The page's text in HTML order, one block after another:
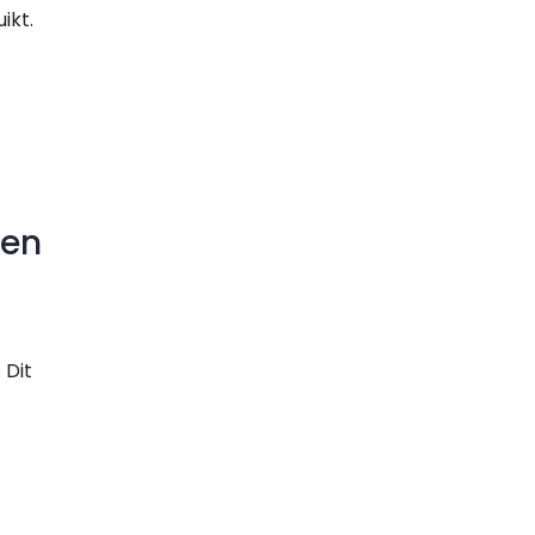
Dit